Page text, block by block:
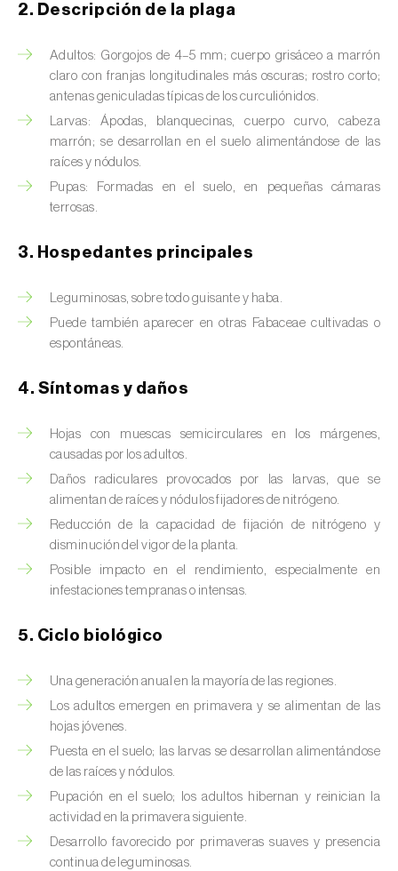
Barrenador del tallo del maíz (
Barrenador del té ( Euwallacea fornicatus, E.
fornicatior, E. perbrevis e E. kuroshio )
Barrenador del tomate (Neoleucinodes
elegantalis)
Barrenillo del almendro (Scolytus amygdali)
Barrenillo grabador (Ips acuminatus
Barrenillo tipografo del abeto rojo (
typographus)
Brugo de la encina (
Cacoecia de los frutales (Archips rosana)
Cantárida (Lytta vesicatoria )
Capua de los frutos (Adoxophyes orana)
destructor )
quadridens)
Ceutorrinco de los nabos (Ceutorhynchus
napi)
pentagona)
Chinche de las piñas (Leptoglossus
occidentalis )
Chinche de los eucalyptus (
2. Descripción de la plaga
Adultos: Gorgojos de 4–5 mm; cuerpo grisáceo a marrón
claro con franjas longitudinales más oscuras; rostro corto;
antenas geniculadas típicas de los curculiónidos.
Larvas: Ápodas, blanquecinas, cuerpo curvo, cabeza
marrón; se desarrollan en el suelo alimentándose de las
raíces y nódulos.
Pupas: Formadas en el suelo, en pequeñas cámaras
terrosas.
3. Hospedantes principales
Leguminosas, sobre todo guisante y haba.
Puede también aparecer en otras Fabaceae cultivadas o
espontáneas.
4. Síntomas y daños
Hojas con muescas semicirculares en los márgenes,
causadas por los adultos.
Daños radiculares provocados por las larvas, que se
alimentan de raíces y nódulos fijadores de nitrógeno.
Reducción de la capacidad de fijación de nitrógeno y
disminución del vigor de la planta.
Posible impacto en el rendimiento, especialmente en
infestaciones tempranas o intensas.
5. Ciclo biológico
Una generación anual en la mayoría de las regiones.
Los adultos emergen en primavera y se alimentan de las
hojas jóvenes.
Puesta en el suelo; las larvas se desarrollan alimentándose
de las raíces y nódulos.
Pupación en el suelo; los adultos hibernan y reinician la
actividad en la primavera siguiente.
Desarrollo favorecido por primaveras suaves y presencia
continua de leguminosas.